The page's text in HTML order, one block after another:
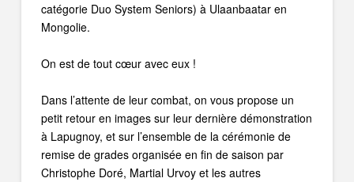
catégorie Duo System Seniors) à Ulaanbaatar en
Mongolie.
On est de tout cœur avec eux !
Dans l’attente de leur combat, on vous propose un
petit retour en images sur leur dernière démonstration
à Lapugnoy, et sur l’ensemble de la cérémonie de
remise de grades organisée en fin de saison par
Christophe Doré, Martial Urvoy et les autres